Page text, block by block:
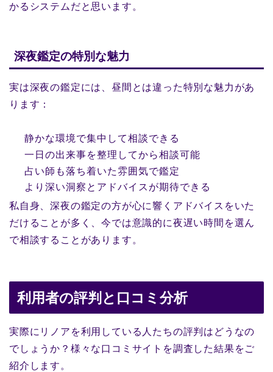
かるシステムだと思います。
深夜鑑定の特別な魅力
実は深夜の鑑定には、昼間とは違った特別な魅力があ
ります：
静かな環境で集中して相談できる
一日の出来事を整理してから相談可能
占い師も落ち着いた雰囲気で鑑定
より深い洞察とアドバイスが期待できる
私自身、深夜の鑑定の方が心に響くアドバイスをいた
だけることが多く、今では意識的に夜遅い時間を選ん
で相談することがあります。
利用者の評判と口コミ分析
実際にリノアを利用している人たちの評判はどうなの
でしょうか？様々な口コミサイトを調査した結果をご
紹介します。